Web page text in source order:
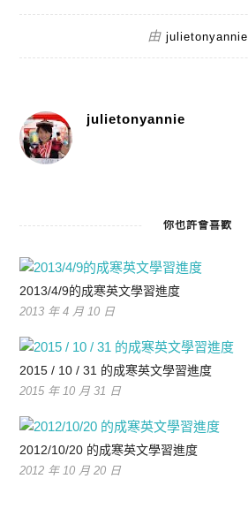
由 julietonyannie
julietonyannie
你也許會喜歡
2013/4/9的成寒英文學習進度
2013 年 4 月 10 日
2015 / 10 / 31 的成寒英文學習進度
2015 年 10 月 31 日
2012/10/20 的成寒英文學習進度
2012 年 10 月 20 日